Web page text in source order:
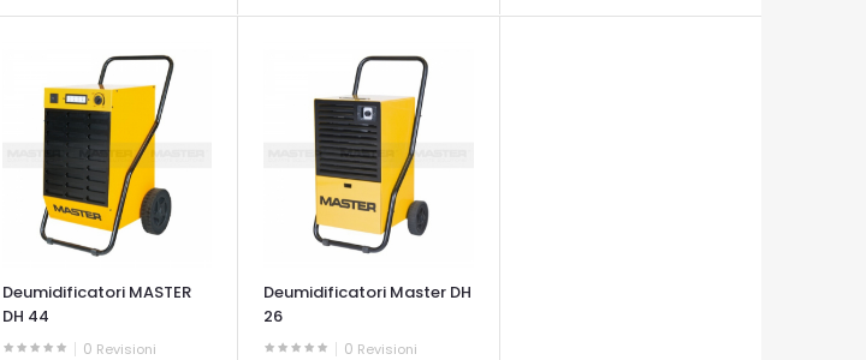
OCCHIATA VELOCE
OCCHIATA VELOCE
OCCHIATA VELOCE
Deumidificatori MASTER
DH 44
0 Revisioni
Deumidificatori Master DH
26
0 Revisioni